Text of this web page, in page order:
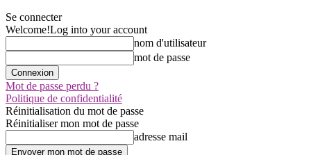
Se connecter
Welcome!Log into your account
nom d'utilisateur
mot de passe
Mot de passe perdu ?
Politique de confidentialité
Réinitialisation du mot de passe
Réinitialiser mon mot de passe
adresse mail